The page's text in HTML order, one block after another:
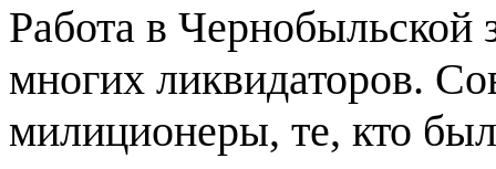
Работа в Чернобыльской
многих ликвидаторов.
милиционеры, те, кто